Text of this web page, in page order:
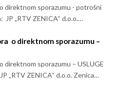
direktnom sporazumu - potrošni
JP „RTV ZENICA“ d.o.o.…
o direktnom sporazumu –
sporazumu – USLUGE
„RTV ZENICA“ d.o.o. Zenica…